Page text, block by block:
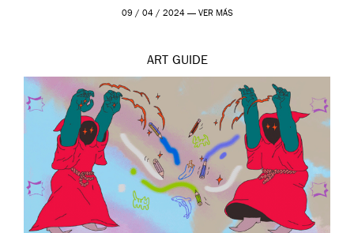
por […]
09 / 04 / 2024 — VER MÁS
ART GUIDE